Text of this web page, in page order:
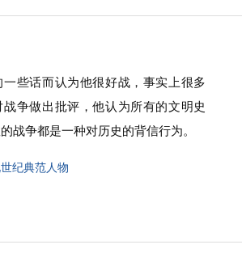
一些话而认为他很好战，事实上很多
争做出批评，他认为所有的文明史
战争都是一种对历史的背信行为。
纪典范人物